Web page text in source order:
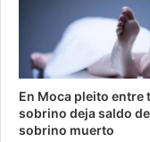
En Moca pleito entre
sobrino deja saldo
sobrino muerto